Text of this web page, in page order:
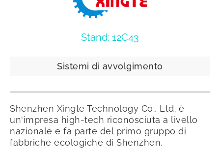
Stand: 12C43
Sistemi di avvolgimento
Shenzhen Xingte Technology Co., Ltd. è
un'impresa high-tech riconosciuta a livello
nazionale e fa parte del primo gruppo di
fabbriche ecologiche di Shenzhen.